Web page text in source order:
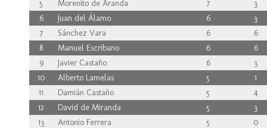
5
Morenito de Aranda 7
3
6
Juan del Álamo 6
3
7
Sánchez Vara 6
6
8
Manuel Escribano 6
6
9
Javier Castaño 6
3
10
Alberto Lamelas 5
1
11
Damián Castaño 5
4
12
David de Miranda 5
3
13
Antonio Ferrera 5
0